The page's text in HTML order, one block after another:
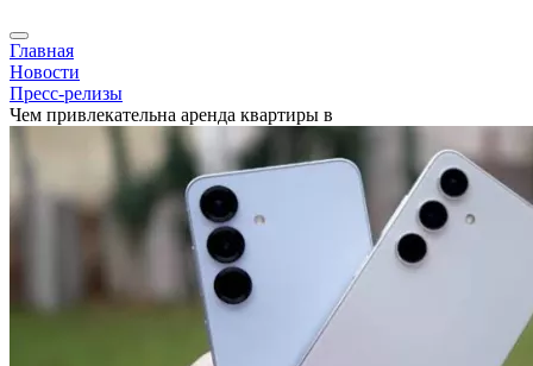
Главная
Новости
Пресс-релизы
Чем привлекательна аренда квартиры в